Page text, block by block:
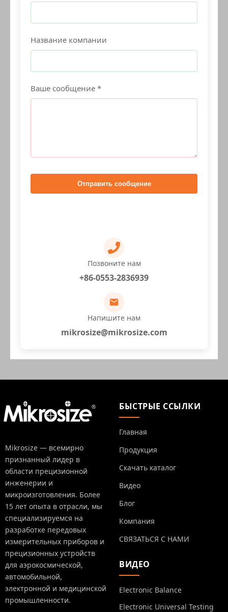
Название компании
Ваше сообщение *
Отправить сообщение
Позвоните нам
+86-0553-2836939
Напишите нам
mikrosize@mikrosize.com
Mikrosize — всемирно
признанный лидер в
области прецизионной
инженерии и
микроизготовления. Более
15 лет опыта в отрасли, мы
специализируемся на
разработке передовых
измерительных приборов и
прецизионных устройств
для аэрокосмической,
автомобильной,
электронной и медицинской
промышленности.
БЫСТРЫЕ ССЫЛКИ
Главная
Продукция
Скачать каталог
Видео
Блог
Компания
СВЯЗАТЬСЯ С НАМИ
ВИДЕО
Electronic Balance
Electronic Universal Testing